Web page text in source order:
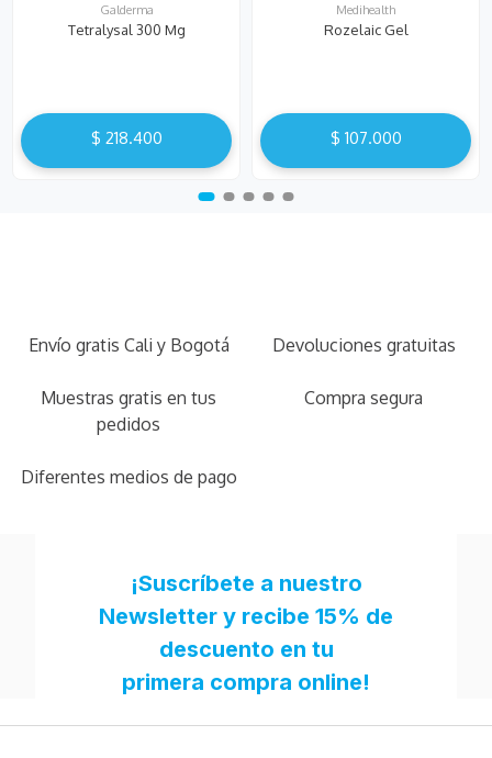
Galderma
Tetralysal 300 Mg
$ 218.400
Medihealth
Rozelaic Gel
$ 107.000
Envío gratis Cali y Bogotá Devoluciones gratuitas
Muestras gratis en tus
pedidos
Compra segura
Diferentes medios de pago